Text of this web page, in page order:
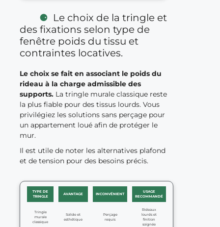
Le choix de la tringle et
des fixations selon type de
fenêtre poids du tissu et
contraintes locatives.
Le choix se fait en associant le poids du
rideau à la charge admissible des
supports. La tringle murale classique reste
la plus fiable pour des tissus lourds. Vous
privilégiez les solutions sans perçage pour
un appartement loué afin de protéger le
mur.
Il est utile de noter les alternatives plafond
et de tension pour des besoins précis.
TYPE DE
TRINGLE
AVANTAGE INCONVÉNIENT
USAGE
RECOMMANDÉ
Tringle
murale
classique
Solide et
esthétique
Perçage
requis
Rideaux
lourds et
finition
soignée